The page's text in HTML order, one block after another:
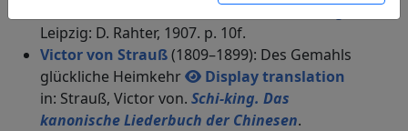
Aus dem Schi-King.
Leipzig: D. Rahter, 1907. p. 10f.
Victor von Strauß(1809–1899): Des Gemahls
glückliche Heimkehr
Display translation
in: Strauß, Victor von. Schi-king. Das
kanonische Liederbuch der Chinesen.